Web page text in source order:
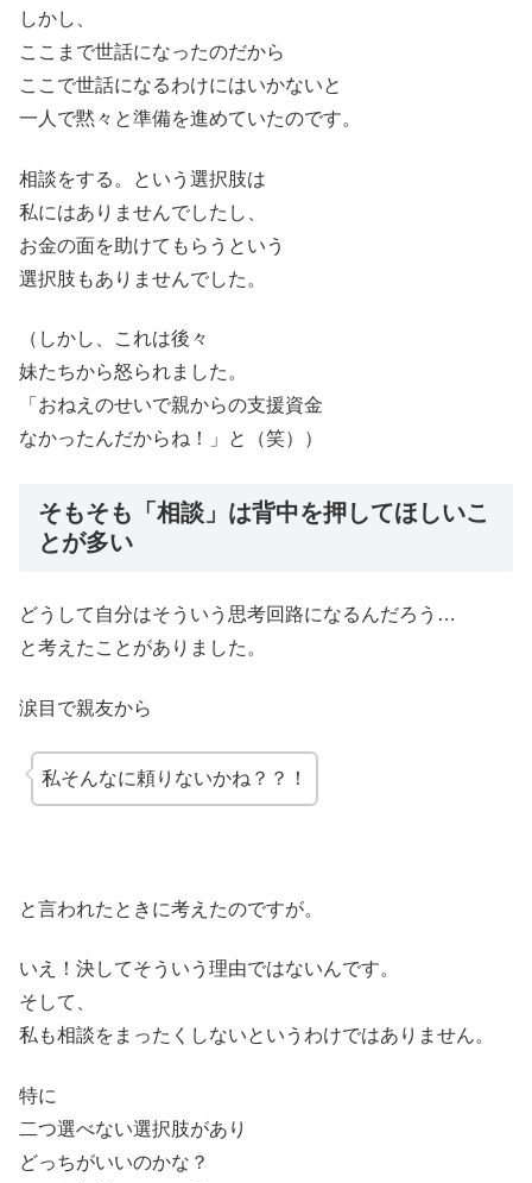
しかし、
ここまで世話になったのだから
ここで世話になるわけにはいかないと
一人で黙々と準備を進めていたのです。
相談をする。という選択肢は
私にはありませんでしたし、
お金の面を助けてもらうという
選択肢もありませんでした。
（しかし、これは後々
妹たちから怒られました。
「おねえのせいで親からの支援資金
なかったんだからね！」と（笑））
そもそも「相談」は背中を押してほしいこ
とが多い
どうして自分はそういう思考回路になるんだろう…
と考えたことがありました。
涙目で親友から
私そんなに頼りないかね？？！
と言われたときに考えたのですが。
いえ！決してそういう理由ではないんです。
そして、
私も相談をまったくしないというわけではありません。
特に
二つ選べない選択肢があり
どっちがいいのかな？